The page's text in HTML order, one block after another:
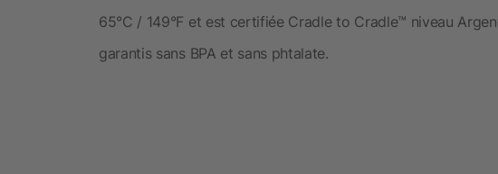
65°C / 149°F et est certifiée Cradle to Cradle™ niveau
garantis sans BPA et sans phtalate.